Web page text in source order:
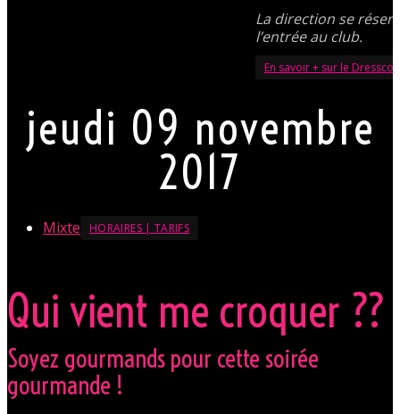
La direction se
l’entrée au club.
En savoir + sur le
jeudi 09 novembre
2017
Mixte HORAIRES | TARIFS
Qui vient me croquer ??
Soyez gourmands pour cette soirée
gourmande !